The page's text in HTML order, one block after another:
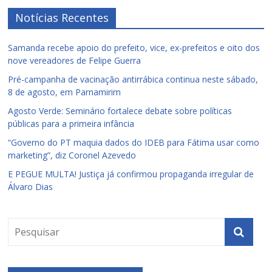
Notícias Recentes
Samanda recebe apoio do prefeito, vice, ex-prefeitos e oito dos
nove vereadores de Felipe Guerra
Pré-campanha de vacinação antirrábica continua neste sábado,
8 de agosto, em Parnamirim
Agosto Verde: Seminário fortalece debate sobre políticas
públicas para a primeira infância
“Governo do PT maquia dados do IDEB para Fátima usar como
marketing”, diz Coronel Azevedo
E PEGUE MULTA! Justiça já confirmou propaganda irregular de
Álvaro Dias